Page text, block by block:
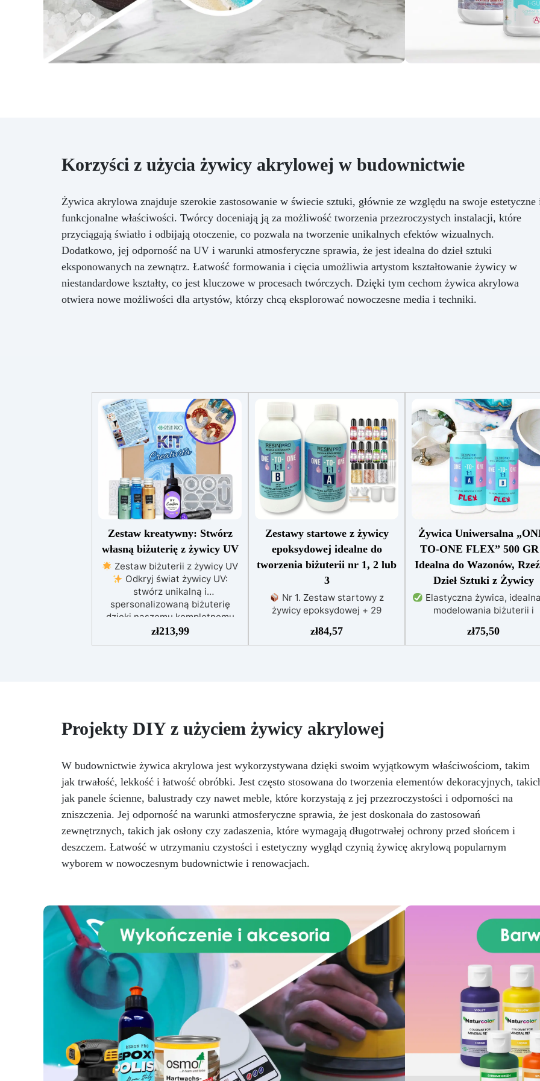
Korzyści z użycia żywicy akrylowej w budownictwie
Żywica akrylowa znajduje szerokie zastosowanie w świecie sztuki, głównie ze względu na swoje estetyczne
funkcjonalne właściwości. Twórcy doceniają ją za możliwość tworzenia przezroczystych instalacji, które
przyciągają światło i odbijają otoczenie, co pozwala na tworzenie unikalnych efektów wizualnych.
Dodatkowo, jej odporność na UV i warunki atmosferyczne sprawia, że jest idealna do dzieł sztuki
eksponowanych na zewnątrz. Łatwość formowania i cięcia umożliwia artystom kształtowanie żywicy w
niestandardowe kształty, co jest kluczowe w procesach twórczych. Dzięki tym cechom żywica akrylowa
otwiera nowe możliwości dla artystów, którzy chcą eksplorować nowoczesne media i techniki.
Zestaw kreatywny: Stwórz
własną biżuterię z żywicy UV
Odkryj świat żywicy UV:
stwórz unikalną i
spersonalizowaną biżuterię
dzięki naszemu kompletnemu
zestawowi
Wejdź w
fantastyczny świat rzemiosła
UV; Formy silikonowe w kształcie
narzędzia do mieszania;
szczegółowy przewodnik o tym,
jak je wykonać. Czy chcesz
stworzyć błyszczące kolczyki,
spersonalizowane zawieszki czy
oszałamiające naszyjniki? Ten
zestaw oferuje nieskończone
możliwości tworzenia małych
arcydzieł! Nasze kreatywne
suszone kwiaty lub małe liście
dla naturalnego efektu, stwórz
morski motyw za pomocą
różnych warstw kolorowej
żywicy lub naśladuj wygląd
kamieni szlachetnych. Dodaj
błysk swoim elementom za
pomocą naszego brokatu i odkryj
świat kreatywnych możliwości.
Ten zestaw jest idealny dla
miłośników DIY lub osób
poszukujących relaksującej i
zabawnej aktywności. Jest także
oryginalnym pomysłem na
zł213,99
Zestawy startowe z żywicy
epoksydowej idealne do
tworzenia biżuterii nr 1, 2 lub
3
Nr 1. Zestaw startowy z
żywicy epoksydowej + 29
żywicy epoksydowej One to One
+ 29 przydatnych akcesoriów do
żywicy epoksydowej + 100
akcesoriów:500 g przezroczystej
+ 100 przydatnych akcesoriów
do tworzenia biżuterii. Zawiera:
500 g żywicy, 12 dodatków
dekoracyjnych, suszone kwiaty,
silikonową formę z literami,
breloczki, końcówki do
miniwiertarki, ponad 100
elementów.
zł84,57
Żywica Uniwersalna
TO-ONE FLEX” 500 GR
Idealna do Wazonów,
Dzieł Sztuki z Żywicy
Elastyczna żywica,
modelowania biżuterii i
przejrzystość i odporność na
zapewniające błyszczące
certyfikowana – BPA Free,
bezzapachowa,
w 100% we Włoszech.
zł75,50
Projekty DIY z użyciem żywicy akrylowej
W budownictwie żywica akrylowa jest wykorzystywana dzięki swoim wyjątkowym właściwościom, takim
jak trwałość, lekkość i łatwość obróbki. Jest często stosowana do tworzenia elementów dekoracyjnych,
jak panele ścienne, balustrady czy nawet meble, które korzystają z jej przezroczystości i odporności na
zniszczenia. Jej odporność na warunki atmosferyczne sprawia, że jest doskonała do zastosowań
zewnętrznych, takich jak osłony czy zadaszenia, które wymagają długotrwałej ochrony przed słońcem i
deszczem. Łatwość w utrzymaniu czystości i estetyczny wygląd czynią żywicę akrylową popularnym
wyborem w nowoczesnym budownictwie i renowacjach.